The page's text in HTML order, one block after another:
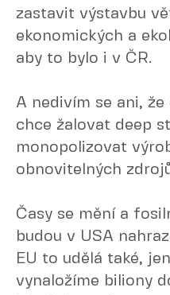
zastavit výstavbu
ekonomických a
aby to bylo i v ČR.
A nedivím se ani,
chce žalovat deep
monopolizovat
obnovitelných
Časy se mění a
budou v USA
EU to udělá také,
vynaložíme biliony